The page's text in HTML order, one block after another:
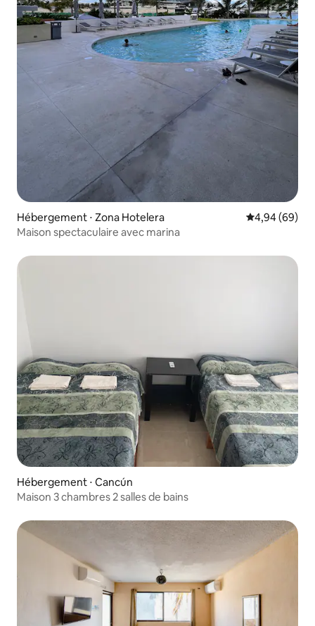
Hébergement ⋅ Zona Hotelera Évaluation
4,94 (69)
Maison spectaculaire avec marina
Hébergement ⋅ Cancún
Maison 3 chambres 2 salles de bains